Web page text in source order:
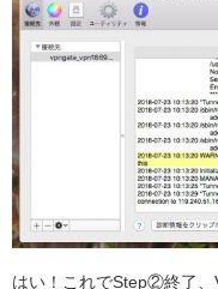
はい！これでStep②終了、